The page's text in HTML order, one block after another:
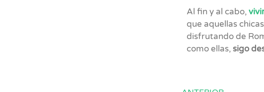
Al fin y al cabo,
que aquellas
disfrutando de
como ellas, sigo